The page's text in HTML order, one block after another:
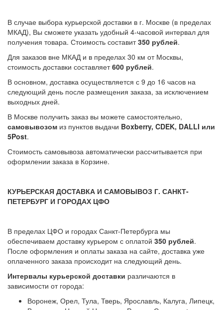
В случае выбора курьерской доставки в г. Москве (в пределах
МКАД), Вы сможете указать удобный 4-часовой интервал для
получения товара. Стоимость составит350 рублей.
Для заказов вне МКАД и в пределах 30 км от Москвы,
стоимость доставки составляет600 рублей.
В основном, доставка осуществляется с 9 до 16 часов на
следующий день после размещения заказа, за исключением
выходных дней.
В Москве получить заказ вы можете самостоятельно,
самовывозом из пунктов выдачи Boxberry, CDEK, DALLI или
5Post.
Стоимость самовывоза автоматически рассчитывается при
оформлении заказа в Корзине.
КУРЬЕРСКАЯ ДОСТАВКА И САМОВЫВОЗ Г. САНКТ-
ПЕТЕРБУРГ И ГОРОДАХ ЦФО
В пределах ЦФО и городах Санкт-Петербурга мы
обеспечиваем доставку курьером с оплатой 350 рублей.
После оформления и оплаты заказа на сайте, доставка уже
оплаченного заказа происходит на следующий день.
Интервалы курьерской доставки различаются в
зависимости от города:
Воронеж, Орел, Тула, Тверь, Ярославль, Калуга, Липецк,